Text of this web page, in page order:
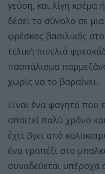
γεύση, και λίγη κρέμα
δέσει το σύνολο σε
φρέσκος βασιλικός
τελική πινελιά
πασπάλισμα
χωρίς να το βαραίνει.
Είναι ένα φαγητό που
απαιτεί πολύ χρόνο
έχει βγει από
ένα τραπέζι στο
συνοδεύεται υπέροχα